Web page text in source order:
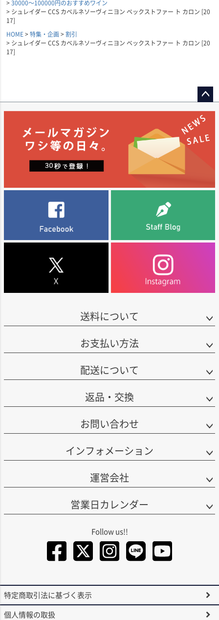
30000～100000円のおすすめワイン
シュレイダー CCS カベルネソーヴィニヨン ベックストファー ト カロン [20
17]
HOME
特集・企画
割引
シュレイダー CCS カベルネソーヴィニヨン ベックストファー ト カロン [20
17]
ジト
へ
送料について
お支払い方法
配送について
返品・交換
お問い合わせ
インフォメーション
運営会社
営業日カレンダー
特定商取引法に基づく表示
個人情報の取扱
Facebook
Twitter
LINE